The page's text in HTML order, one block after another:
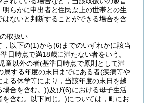
明らかに申出者と住民票上の世帯との生
はないと判断することができる場合を含
取扱い
，以下の(1)から(6)までのいずれかに該当
日時点で満18歳に満たない者をいう。
童以外の者(基準日時点で原則として満
属する年度の末日までにある者(疾病等や
よる休学等により，当該年度の末日を越
場合を含む。))及び(6)における母子生活
を含む。以下同じ。)については，町にお